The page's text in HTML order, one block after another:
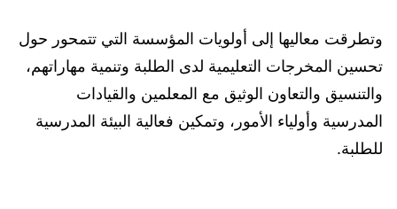
وتطرقت معاليها إلى أولويات المؤسسة التي تتمحور حول
تحسين المخرجات التعليمية لدى الطلبة وتنمية مهاراتهم،
والتنسيق والتعاون الوثيق مع المعلمين والقيادات
المدرسية وأولياء الأمور، وتمكين فعالية البيئة المدرسية
للطلبة.